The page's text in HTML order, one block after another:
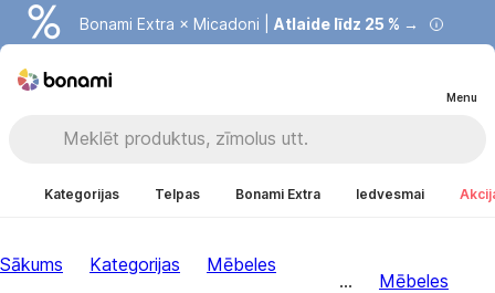
Bonami Extra × Micadoni | Atlaide līdz 25 % →
Menu
Kategorijas Telpas Bonami Extra Iedvesmai
Sākums Kategorijas Mēbeles
...
Mēbeles